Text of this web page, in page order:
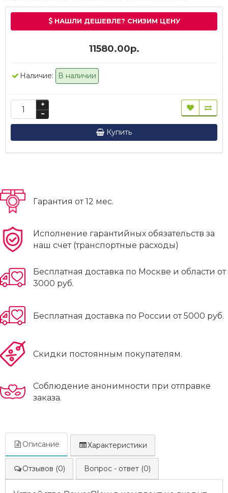
НАШЛИ ДЕШЕВЛЕ? СНИЗИМ ЦЕНУ
11580.00р.
Наличие: В наличии
Купить
Гарантия от 12 мес.
Исполнение гарантийных обязательств за
наш счет (транспортные расходы)
Бесплатная доставка по Москве и области от
3000 руб.
Бесплатная доставка по России от 5000 руб.
Скидки постоянным покупателям.
Соблюдение анонимности при отправке
заказа.
Описание Характеристики
Отзывов (0) Вопрос - ответ (0)